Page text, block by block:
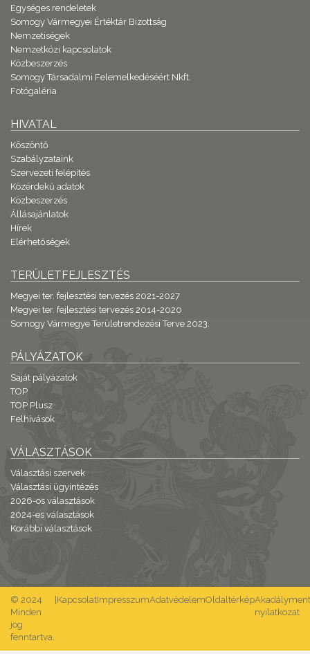
Egységes rendeletek
Somogy Vármegyei Értéktár Bizottság
Nemzetiségek
Nemzetközi kapcsolatok
Közbeszerzés
Somogy Társadalmi Felemelkedéséért Nkft.
Fotógaléria
HIVATAL
Köszöntő
Szabályzataink
Szervezeti felépítés
Közérdekű adatok
Közbeszerzés
Állásajánlatok
Hírek
Elérhetőségek
TERÜLETFEJLESZTÉS
Megyei ter. fejlesztési tervezés 2021-2027
Megyei ter. fejlesztési tervezés 2014-2020
Somogy Vármegye Területrendezési Terve 2023.
PÁLYÁZATOK
Saját pályázatok
TOP
TOP Plusz
Felhívások
VÁLASZTÁSOK
Választási szervek
Választási ügyintézés
2026-os választások
2024-es választások
Korábbi választások
© 2024
Minden
jog
fenntartva.
KapcsolatImpresszumAdatvédelemOldaltérkép
nyilatkozat